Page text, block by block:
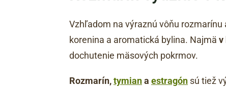
Vzhľadom na výraznú vôňu
korenina a aromatická bylina. Najmä v
dochutenie mäsových pokrmov.
Rozmarín,tymiana estragón sú tiež